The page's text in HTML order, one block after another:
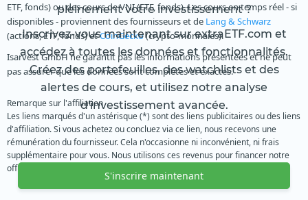
pleinement votre investissement ?
Inscrivez-vous maintenant sur extraETF.com et
accédez à toutes les données et fonctionnalités.
Créez des portefeuilles, des watchlists et des
alertes de cours, et utilisez notre analyse
d'investissement avancée.
S'inscrire maintenant
ETF, fonds) ou des cours de VNI (ETF, fonds). Les cours en temps réel - si
disponibles - proviennent des fournisseurs et de Lang & Schwarz
(actions, ETF, fonds) etCoinGecko(crypto-monnaies).
Isarvest GmbH ne garantit pas les informations présentées et ne peut
pas assurer que les données sont complètes et exactes.
Remarque sur l'affiliation
Les liens marqués d'un astérisque (*) sont des liens publicitaires ou des liens
d'affiliation. Si vous achetez ou concluez via ce lien, nous recevons une
rémunération du fournisseur. Cela n'occasionne ni inconvénient, ni frais
supplémentaire pour vous. Nous utilisons ces revenus pour financer notre
offre gratuite. Nous vous remercions de votre soutien.